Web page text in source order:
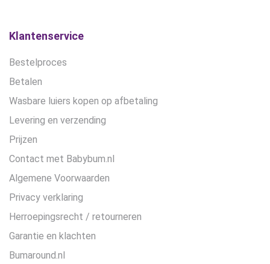
Klantenservice
Bestelproces
Betalen
Wasbare luiers kopen op afbetaling
Levering en verzending
Prijzen
Contact met Babybum.nl
Algemene Voorwaarden
Privacy verklaring
Herroepingsrecht / retourneren
Garantie en klachten
Bumaround.nl